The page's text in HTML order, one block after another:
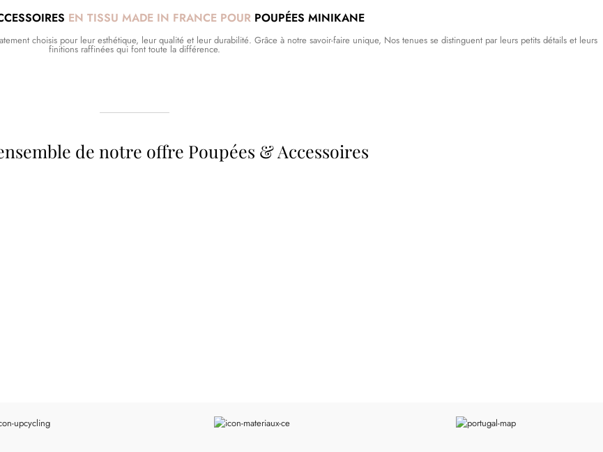
EN TISSU MADE IN FRANCE POUR POUPÉES MINIKANE
choisis pour leur esthétique, leur qualité et leur durabilité. Grâce à notre savoir-faire unique, Nos tenues se distinguent par leurs petits détails et leurs
finitions raffinées qui font toute la différence.
de notre offre Poupées & Accessoires